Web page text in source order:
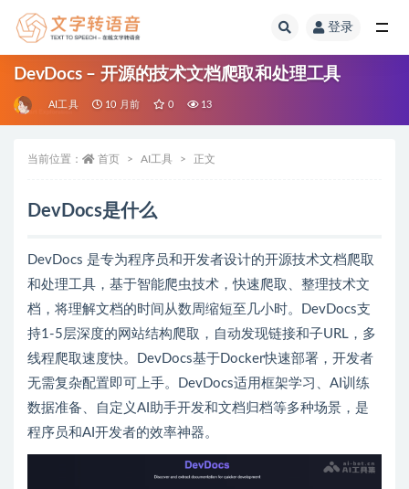
登录
DevDocs – 开源的技术文档爬取和处理工具
AI工具 10 月前 0 13
当前位置： 首页 AI工具 正文
DevDocs是什么
DevDocs 是专为程序员和开发者设计的开源技术文档爬取
和处理工具，基于智能爬虫技术，快速爬取、整理技术文
档，将理解文档的时间从数周缩短至几小时。DevDocs支
持1-5层深度的网站结构爬取，自动发现链接和子URL，多
线程爬取速度快。DevDocs基于Docker快速部署，开发者
无需复杂配置即可上手。DevDocs适用框架学习、AI训练
数据准备、自定义AI助手开发和文档归档等多种场景，是
程序员和AI开发者的效率神器。